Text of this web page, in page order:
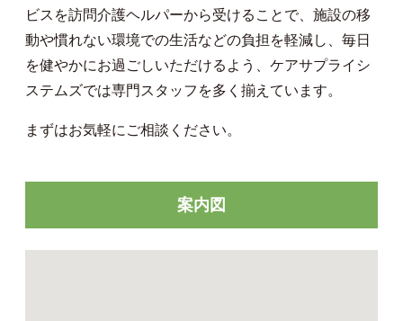
ビスを訪問介護ヘルパーから受けることで、施設の移
動や慣れない環境での生活などの負担を軽減し、毎日
を健やかにお過ごしいただけるよう、ケアサプライシ
ステムズでは専門スタッフを多く揃えています。
まずはお気軽にご相談ください。
案内図